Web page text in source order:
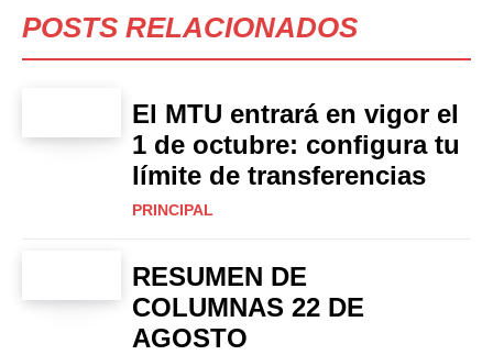
POSTS RELACIONADOS
El MTU entrará en vigor el
1 de octubre: configura tu
límite de transferencias
PRINCIPAL
RESUMEN DE
COLUMNAS 22 DE
AGOSTO